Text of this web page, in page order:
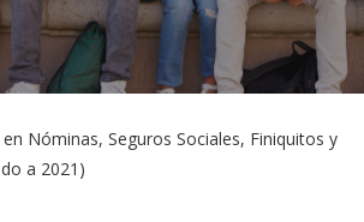
Nóminas, Seguros Sociales, Finiquitos y
a 2021)